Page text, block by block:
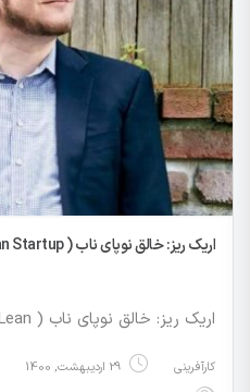
اریک ریز: خالق نوپای ناب ( The Lean Startup )
اریک ریز: خالق نوپای ناب ( The Lean…
کارآفرینی 29 اردیبهشت, 1400